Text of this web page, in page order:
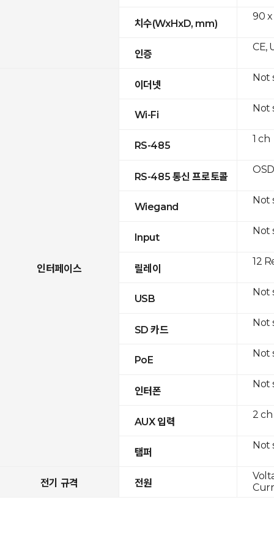
치수(WxHxD, mm)
인증
인터페이스
이더넷
Wi-Fi
RS-485
RS-485 통신 프로토콜
Wiegand
Input
릴레이
USB
SD 카드
PoE
인터폰
AUX 입력
탬퍼
전기 규격 전원
90 x
CE,
Not
Not
1 ch
Not
Not
12
Not
Not
Not
Not
2
Not